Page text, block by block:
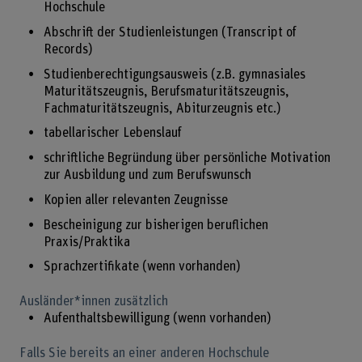
Hochschule
Abschrift der Studienleistungen (Transcript of
Records)
Studienberechtigungsausweis (z.B. gymnasiales
Maturitätszeugnis, Berufsmaturitätszeugnis,
Fachmaturitätszeugnis, Abiturzeugnis etc.)
tabellarischer Lebenslauf
schriftliche Begründung über persönliche Motivation
zur Ausbildung und zum Berufswunsch
Kopien aller relevanten Zeugnisse
Bescheinigung zur bisherigen beruflichen
Praxis/Praktika
Sprachzertifikate (wenn vorhanden)
Ausländer*innen zusätzlich
Aufenthaltsbewilligung (wenn vorhanden)
Falls Sie bereits an einer anderen Hochschule